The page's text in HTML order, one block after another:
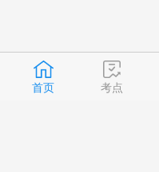
首页 考点